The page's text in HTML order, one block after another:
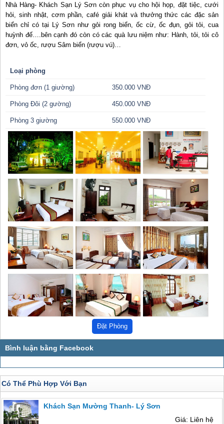
Nhà Hàng- Khách Sạn Lý Sơn còn phục vụ cho hội họp, đặt tiệc, cưới
hỏi, sinh nhật, cơm phần, café giải khát và thưởng thức các đặc sản
biển chỉ có tại Lý Sơn như gỏi rong biển, ốc cừ, ốc đụn, gỏi tỏi, cua
huỳnh đế….bên cạnh đó còn có các quà lưu niệm như: Hành, tỏi, tỏi cô
đơn, vỏ ốc, rượu Sâm biển (rượu vú)…
Loại phòng
Phòng đơn (1 giường) 350.000 VNĐ
Phòng Đôi (2 gường) 450.000 VNĐ
Phòng 3 giường 550.000 VNĐ
Có Thể Phù Hợp Với Bạn
Khách Sạn Mường Thanh- Lý Sơn
Giá: Liên hệ